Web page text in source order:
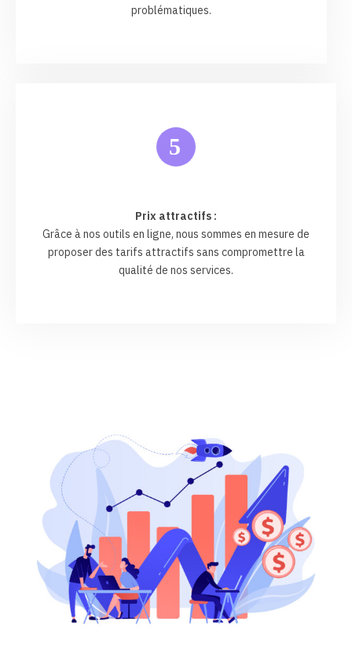
problématiques.
5
Prix attractifs :
Grâce à nos outils en ligne, nous sommes en mesure de
proposer des tarifs attractifs sans compromettre la
qualité de nos services.